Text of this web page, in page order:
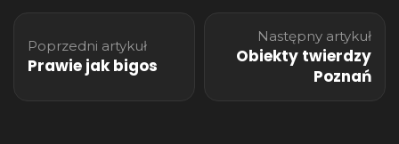
wpisu
Poprzedni artykuł
Prawie jak bigos
Następny artykuł
Obiekty twierdzy
Poznań